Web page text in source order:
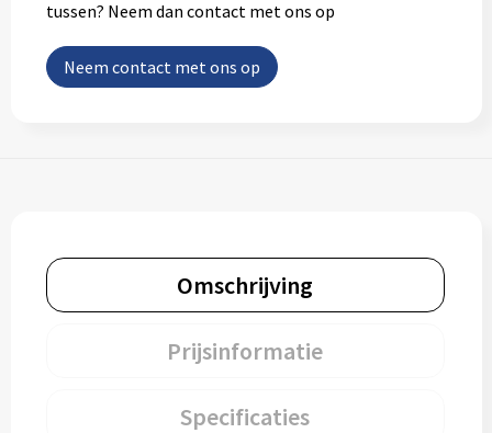
tussen? Neem dan contact met ons op
Neem contact met ons op
Omschrijving
Prijsinformatie
Specificaties